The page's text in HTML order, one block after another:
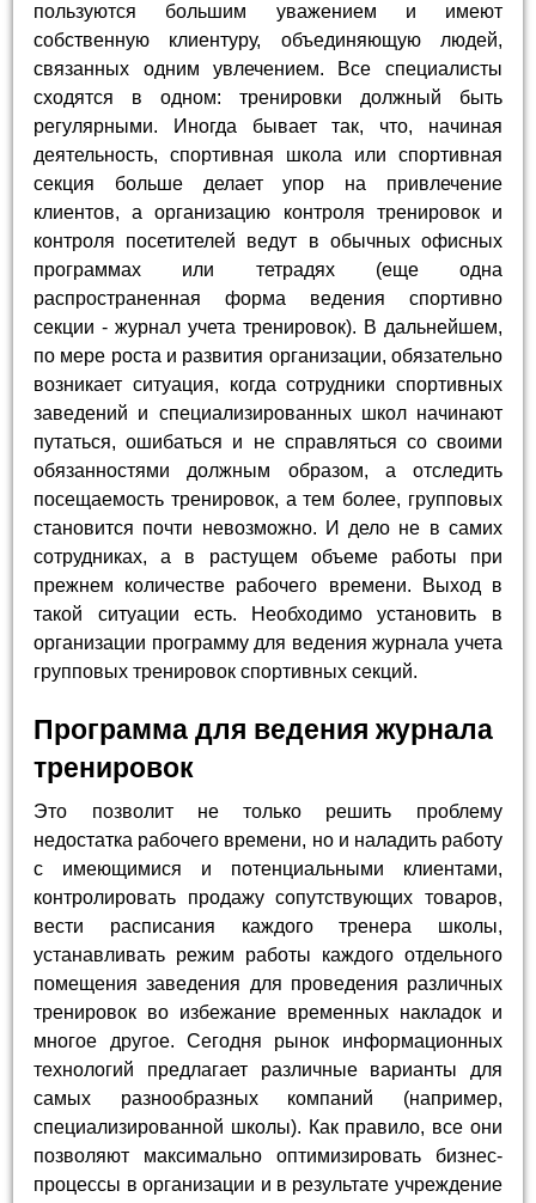
пользуются большим уважением и имеют
собственную клиентуру, объединяющую людей,
связанных одним увлечением. Все специалисты
сходятся в одном: тренировки должный быть
регулярными. Иногда бывает так, что, начиная
деятельность, спортивная школа или спортивная
секция больше делает упор на привлечение
клиентов, а организацию контроля тренировок и
контроля посетителей ведут в обычных офисных
программах или тетрадях (еще одна
распространенная форма ведения спортивно
секции - журнал учета тренировок). В дальнейшем,
по мере роста и развития организации, обязательно
возникает ситуация, когда сотрудники спортивных
заведений и специализированных школ начинают
путаться, ошибаться и не справляться со своими
обязанностями должным образом, а отследить
посещаемость тренировок, а тем более, групповых
становится почти невозможно. И дело не в самих
сотрудниках, а в растущем объеме работы при
прежнем количестве рабочего времени. Выход в
такой ситуации есть. Необходимо установить в
организации программу для ведения журнала учета
групповых тренировок спортивных секций.
Программа для ведения журнала
тренировок
Это позволит не только решить проблему
недостатка рабочего времени, но и наладить работу
с имеющимися и потенциальными клиентами,
контролировать продажу сопутствующих товаров,
вести расписания каждого тренера школы,
устанавливать режим работы каждого отдельного
помещения заведения для проведения различных
тренировок во избежание временных накладок и
многое другое. Сегодня рынок информационных
технологий предлагает различные варианты для
самых разнообразных компаний (например,
специализированной школы). Как правило, все они
позволяют максимально оптимизировать бизнес-
процессы в организации и в результате учреждение